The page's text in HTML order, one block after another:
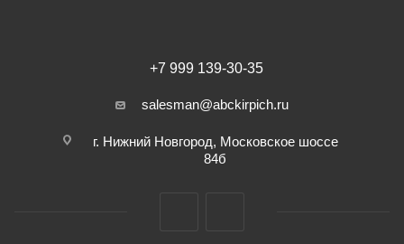
+7 999 139-30-35
salesman@abckirpich.ru
г. Нижний Новгород, Московское шоссе
84б